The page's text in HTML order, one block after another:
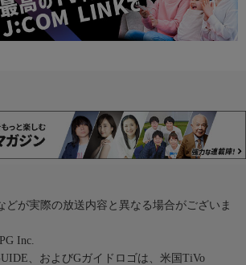
どが実際の放送内容と異なる場合がございま
Inc.
、およびGガイドロゴは、米国TiVo